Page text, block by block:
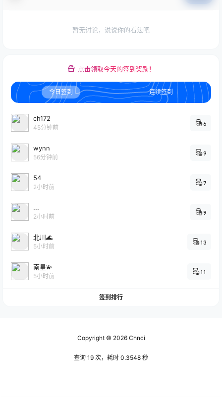
暂无讨论，说说你的看法吧
点击领取今天的签到奖励！
今日签到 连续签到
ch172
45分钟前
6
wynn
56分钟前
9
54
2小时前
7
...
2小时前
9
北川🌊
5小时前
13
南星💫
5小时前
11
签到排行
Copyright © 2026Chnci
查询 19 次，耗时 0.3548 秒